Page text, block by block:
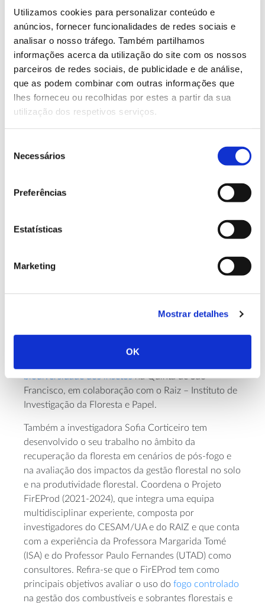
Utilizamos cookies para personalizar conteúdo e
anúncios, fornecer funcionalidades de redes sociais e
analisar o nosso tráfego. Também partilhamos
informações acerca da utilização do site com os nossos
parceiros de redes sociais, de publicidade e de análise,
que as podem combinar com outras informações que
lhes forneceu ou recolhidas por estes a partir da sua
utilização dos respetivos serviços.
Necessários
Preferências
Estatísticas
Marketing
Mostrar detalhes
OK
de fogos que consideram explicitamente e online a
atmosfera e solo têm revelado resultados muito
promissores e muito mais próximos da realidade do
que as metodologias anteriores, que não
consideravam de uma forma direta ofeedback e
interação que os fogos passam para a atmosfera.
Paula Maia tem desenvolvido trabalho de
incêndios florestais e as problemáticas ecológicas
invasoras. A investigadora está envolvida em vários
projetos nacionais e internacionais de investigação
participado em ações de divulgação para diversos
públicos, com destaque para a colaboração com o
Olga Ameixa tem vindo a desenvolver investigação
com a associação Montis. O objetivo do seu trabalho
é a utilização dos insetos como bioindicadores da
recuperação da biodiversidade após os fogos de
biodiversidade dos insetosna Quinta de São
Francisco, em colaboração com o Raiz – Instituto de
Investigação da Floresta e Papel.
Também a investigadora Sofia Corticeiro tem
desenvolvido o seu trabalho no âmbito da
recuperação da floresta em cenários de pós-fogo e
na avaliação dos impactos da gestão florestal no solo
e na produtividade florestal. Coordena o Projeto
FirEProd (2021-2024), que integra uma equipa
multidisciplinar experiente, composta por
investigadores do CESAM/UA e do RAIZ e que conta
com a experiência da Professora Margarida Tomé
(ISA) e do Professor Paulo Fernandes (UTAD) como
consultores. Refira-se que o FirEProd tem como
principais objetivos avaliar o uso do fogo controlado
na gestão dos combustíveis e sobrantes florestais e